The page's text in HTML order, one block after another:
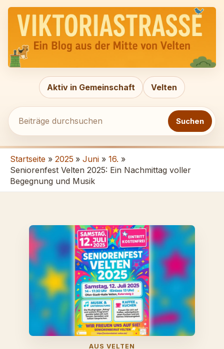
Zum
Inhalt
springen
Aktiv in Gemeinschaft Velten
Beiträge
durchsuchen
Suchen
Startseite 2025 Juni
16.
Seniorenfest Velten 2025: Ein Nachmittag voller
Begegnung und Musik
AUS VELTEN